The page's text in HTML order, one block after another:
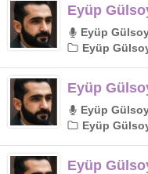
Eyüp
Eyüp
Eyüp
Eyüp
Eyüp
Eyüp
Eyüp